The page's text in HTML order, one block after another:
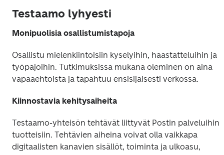
Testaamo lyhyesti
Monipuolisia osallistumistapoja
Osallistu mielenkiintoisiin kyselyihin, haastatteluihin ja
työpajoihin. Tutkimuksissa mukana oleminen on aina
vapaaehtoista ja tapahtuu ensisijaisesti verkossa.
Kiinnostavia kehitysaiheita
Testaamo-yhteisön tehtävät liittyvät Postin palveluihin
tuotteisiin. Tehtävien aiheina voivat olla vaikkapa
digitaalisten kanavien sisällöt, toiminta ja ulkoasu,